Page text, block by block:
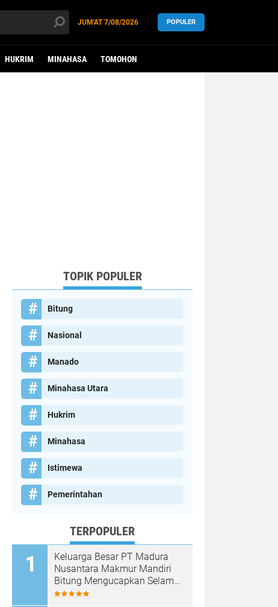
JUM'AT7/08/2026 POPULER
HUKRIM MINAHASA TOMOHON
TOPIK POPULER
Bitung
Nasional
Manado
Minahasa Utara
Hukrim
Minahasa
Istimewa
Pemerintahan
TERPOPULER
Keluarga Besar PT Madura
Nusantara Makmur Mandiri
Bitung Mengucapkan Selamat
HUT Bhayangkara ke-80